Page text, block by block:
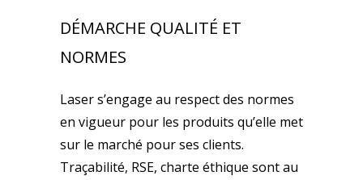
DÉMARCHE QUALITÉ ET
NORMES
Laser s’engage au respect des normes
en vigueur pour les produits qu’elle met
sur le marché pour ses clients.
Traçabilité, RSE, charte éthique sont au